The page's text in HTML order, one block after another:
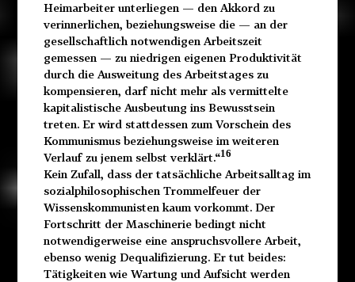
Heimarbeiter unterliegen — den Akkord zu
verinnerlichen, beziehungsweise die — an der
gesellschaftlich notwendigen Arbeitszeit
gemessen — zu niedrigen eigenen Produktivität
durch die Ausweitung des Arbeitstages zu
kompensieren, darf nicht mehr als vermittelte
kapitalistische Ausbeutung ins Bewusstsein
treten. Er wird stattdessen zum Vorschein des
Kommunismus beziehungsweise im weiteren
Verlauf zu jenem selbst verklärt.“16
Kein Zufall, dass der tatsächliche Arbeitsalltag im
sozialphilosophischen Trommelfeuer der
Wissenskommunisten kaum vorkommt. Der
Fortschritt der Maschinerie bedingt nicht
notwendigerweise eine anspruchsvollere Arbeit,
ebenso wenig Dequalifizierung. Er tut beides:
Tätigkeiten wie Wartung und Aufsicht werden